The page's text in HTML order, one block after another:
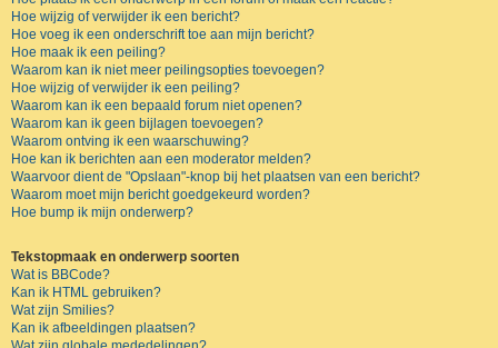
Hoe wijzig of verwijder ik een bericht?
Hoe voeg ik een onderschrift toe aan mijn bericht?
Hoe maak ik een peiling?
Waarom kan ik niet meer peilingsopties toevoegen?
Hoe wijzig of verwijder ik een peiling?
Waarom kan ik een bepaald forum niet openen?
Waarom kan ik geen bijlagen toevoegen?
Waarom ontving ik een waarschuwing?
Hoe kan ik berichten aan een moderator melden?
Waarvoor dient de "Opslaan"-knop bij het plaatsen van een bericht?
Waarom moet mijn bericht goedgekeurd worden?
Hoe bump ik mijn onderwerp?
Tekstopmaak en onderwerp soorten
Wat is BBCode?
Kan ik HTML gebruiken?
Wat zijn Smilies?
Kan ik afbeeldingen plaatsen?